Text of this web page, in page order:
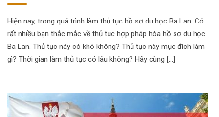
Hiện nay, trong quá trình làm thủ tục hồ sơ du học Ba Lan. Có
rất nhiều bạn thắc mắc về thủ tục hợp pháp hóa hồ sơ du học
Ba Lan. Thủ tục này có khó không? Thủ tục này mục đích làm
gì? Thời gian làm thủ tục có lâu không? Hãy cùng […]